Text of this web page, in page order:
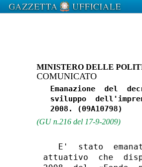
MINISTERO DELLE
COMUNICATO
Emanazione  del
sviluppo
(GU n.216 del 17-9-2009)
E'  stato
attuativo  che